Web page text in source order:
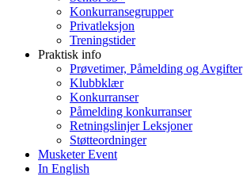
Konkurransegrupper
Privatleksjon
Treningstider
Praktisk info
Prøvetimer, Påmelding og Avgifter
Klubbklær
Konkurranser
Påmelding konkurranser
Retningslinjer Leksjoner
Støtteordninger
Musketer Event
In English